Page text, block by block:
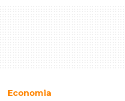
Economia